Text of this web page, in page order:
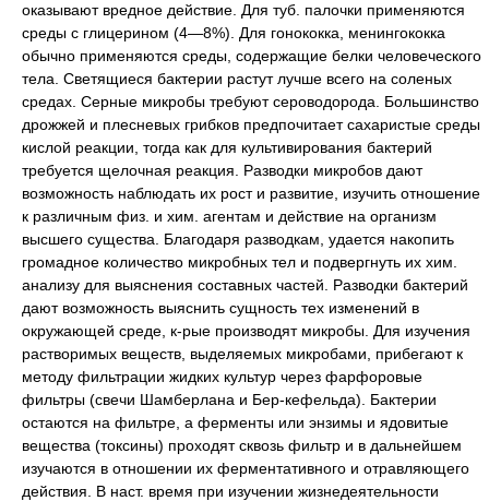
оказывают вредное действие. Для туб. палочки применяются
среды с глицерином (4—8%). Для гонококка, менингококка
обычно применяются среды, содержащие белки человеческого
тела. Светящиеся бактерии растут лучше всего на соленых
средах. Серные микробы требуют сероводорода. Большинство
дрожжей и плесневых грибков предпочитает сахаристые среды
кислой реакции, тогда как для культивирования бактерий
требуется щелочная реакция. Разводки микробов дают
возможность наблюдать их рост и развитие, изучить отношение
к различным физ. и хим. агентам и действие на организм
высшего существа. Благодаря разводкам, удается накопить
громадное количество микробных тел и подвергнуть их хим.
анализу для выяснения составных частей. Разводки бактерий
дают возможность выяснить сущность тех изменений в
окружающей среде, к-рые производят микробы. Для изучения
растворимых веществ, выделяемых микробами, прибегают к
методу фильтрации жидких культур через фарфоровые
фильтры (свечи Шамберлана и Бер-кефельда). Бактерии
остаются на фильтре, а ферменты или энзимы и ядовитые
вещества (токсины) проходят сквозь фильтр и в дальнейшем
изучаются в отношении их ферментативного и отравляющего
действия. В наст. время при изучении жизнедеятельности